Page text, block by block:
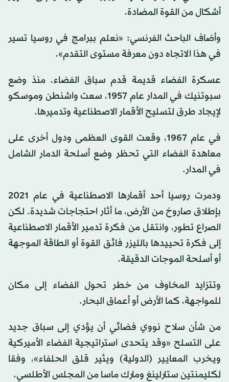
أشكال من القوة المضادة.
وأضاف الباحث الفرنسي: «نعلم ببرامج في روسيا تسير
في هذا الاتجاه دون معرفة مستوى التقدم».
عسكرة الفضاء قديمة قدم سباق الفضاء. منذ وضع
سبوتنيك في المدار عام 1957، سعت واشنطن وموسكو
لإيجاد طرق لتسليح الأقمار الاصطناعية وتدميرها.
في عام 1967، وقعت القوى العظمى ودول أخرى على
معاهدة الفضاء التي تحظر وضع أسلحة الدمار الشامل
في المدار.
ودمرت روسيا أحد أقمارها الاصطناعية في عام 2021
بإطلاق صاروخ من الأرض، ما أثار احتجاجات شديدة. لكن
الصراع تطور، وانتقل من فكرة تدمير الأقمار الاصطناعية
إلى فكرة تحييدها بالليزر فائق القوة أو الطاقة الموجهة
أو أسلحة الموجات الدقيقة.
وتتزايد المخاوف من خطر تحول الفضاء إلى مكان
للمواجهة، كما الأرض أو أعماق البحار.
من شأن سلاح نووي فضائي أن يؤدي إلى سباق جديد
على التسلح «وقد يتحدى استراتيجية الفضاء الأميركية
ويخرب المعايير (الدولية) ويثير قلق الحلفاء»، وفقا
لكليمنتين ستارلينغ ومارك ماسا من المجلس الأطلسي.